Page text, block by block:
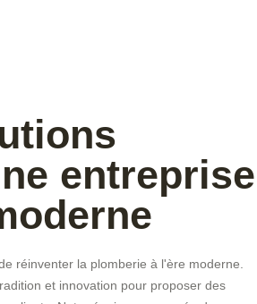
entreprise
réinventer la plomberie à l'ère moderne.
et innovation pour proposer des